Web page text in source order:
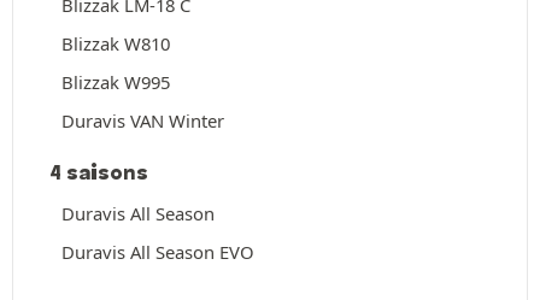
Blizzak W810
Blizzak W995
Duravis VAN Winter
4 saisons
Duravis All Season
Duravis All Season EVO